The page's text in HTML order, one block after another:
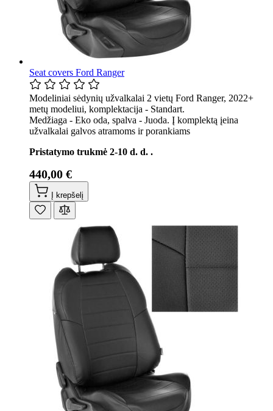
Seat covers Ford Ranger
Modeliniai sėdynių užvalkalai 2 vietų Ford Ranger, 2022+
metų modeliui, komplektacija - Standart.
Medžiaga - Eko oda, spalva - Juoda. Į komplektą įeina
užvalkalai galvos atramoms ir porankiams
Pristatymo trukmė 2-10 d. d. .
440,00 €
Į krepšelį